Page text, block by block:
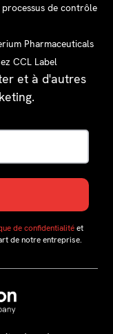
de contrôle
Pharmaceuticals
CCL Label
et à d'autres
de confidentialitéet
de notre entreprise.